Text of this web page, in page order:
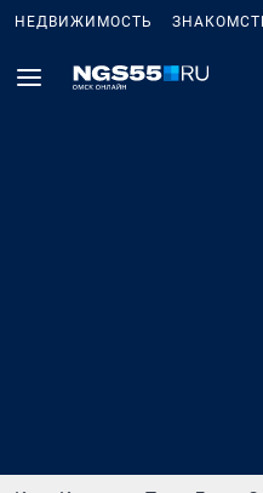
НЕДВИЖИМОСТЬ